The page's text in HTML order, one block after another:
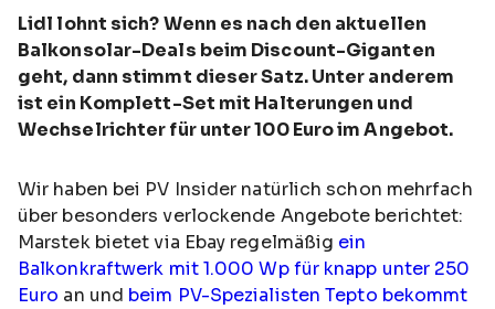
Lidl lohnt sich? Wenn es nach den aktuellen
Balkonsolar-Deals beim Discount-Giganten
geht, dann stimmt dieser Satz. Unter anderem
ist ein Komplett-Set mit Halterungen und
Wechselrichter für unter 100 Euro im Angebot.
Wir haben bei PV Insider natürlich schon mehrfach
über besonders verlockende Angebote berichtet:
Marstek bietet via Ebay regelmäßig ein
Balkonkraftwerk mit 1.000 Wp für knapp unter 250
Euro an und beim PV-Spezialisten Tepto bekommt